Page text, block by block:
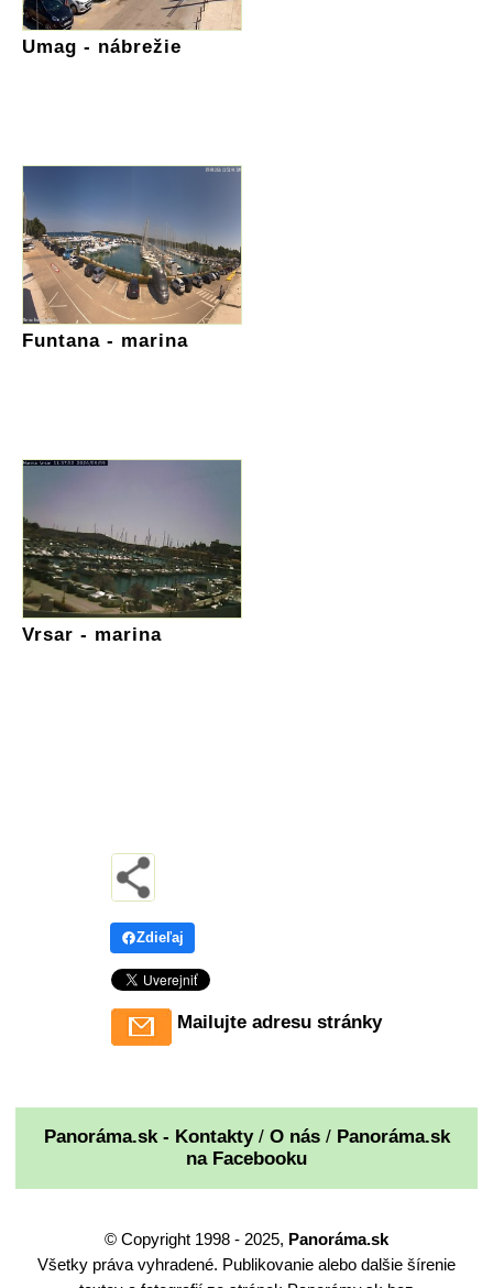
Umag - nábrežie
Funtana - marina
Vrsar - marina
Zdieľaj
Mailujte adresu stránky
Panoráma.sk - Kontakty/ O nás/ Panoráma.sk
na Facebooku
© Copyright 1998 - 2025, Panoráma.sk
Všetky práva vyhradené. Publikovanie alebo dalšie šírenie